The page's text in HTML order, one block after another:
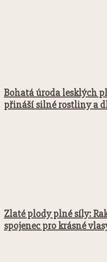
Bohatá úroda lesklých
přináší silné rostliny a
Zlaté plody plné síly:
spojenec pro krásné